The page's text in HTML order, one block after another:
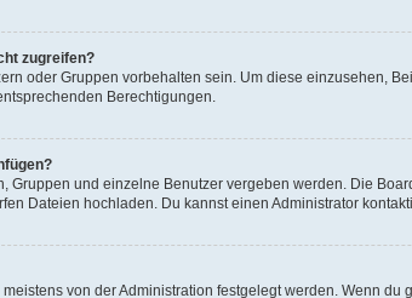
zugreifen?
oder Gruppen vorbehalten sein. Um diese einzusehen,
Berechtigungen.
Gruppen und einzelne Benutzer vergeben werden. Die
Dateien hochladen. Du kannst einen Administrator
von der Administration festgelegt werden. Wenn